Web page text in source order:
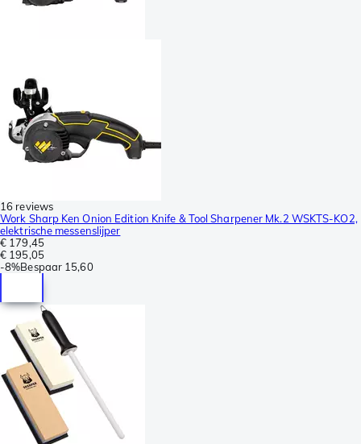
16 reviews
Work Sharp Ken Onion Edition Knife & Tool Sharpener Mk.2 WSKTS-KO2,
elektrische messenslijper
€ 179,45
€ 195,05
-8%Bespaar 15,60